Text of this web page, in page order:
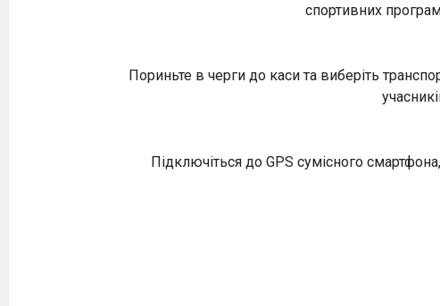
спортивних
Пориньте в черги до каси та виберіть
Підключіться до GPS сумісного